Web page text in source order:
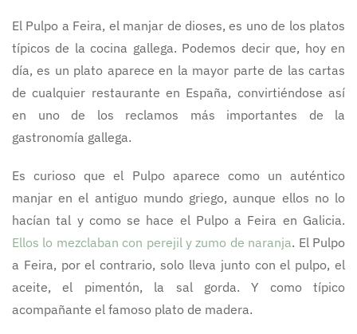
El Pulpo a Feira, el manjar de dioses, es uno de los platos
típicos de la cocina gallega. Podemos decir que, hoy en
día, es un plato aparece en la mayor parte de las cartas
de cualquier restaurante en España, convirtiéndose así
en uno de los reclamos más importantes de la
gastronomía gallega.
Es curioso que el Pulpo aparece como un auténtico
manjar en el antiguo mundo griego, aunque ellos no lo
hacían tal y como se hace el Pulpo a Feira en Galicia.
Ellos lo mezclaban con perejil y zumo de naranja. El Pulpo
a Feira, por el contrario, solo lleva junto con el pulpo, el
aceite, el pimentón, la sal gorda. Y como típico
acompañante el famoso plato de madera.